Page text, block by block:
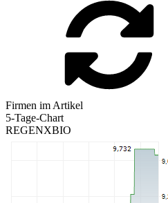
Firmen im Artikel
5-Tage-Chart
REGENXBIO